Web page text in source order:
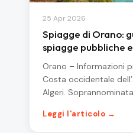
25 Apr 2026
Spiagge di Orano:
spiagge pubbliche
Orano – Informazioni
Costa occidentale
Algeri. Soprannominata
Leggi l'articolo →